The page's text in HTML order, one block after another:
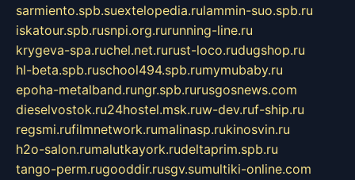
sarmiento.spb.suextelopedia.rulammin-suo.spb.ru
iskatour.spb.rusnpi.org.rurunning-line.ru
krygeva-spa.ruchel.net.rurust-loco.rudugshop.ru
hl-beta.spb.ruschool494.spb.rumymubaby.ru
epoha-metalband.rungr.spb.rurusgosnews.com
dieselvostok.ru24hostel.msk.ruw-dev.ruf-ship.ru
regsmi.rufilmnetwork.rumalinasp.rukinosvin.ru
h2o-salon.rumalutkayork.rudeltaprim.spb.ru
tango-perm.rugooddir.rusgv.sumultiki-online.com